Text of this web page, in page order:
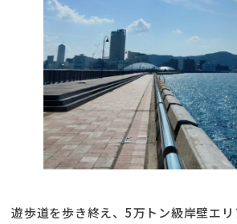
遊歩道を歩き終え、5万トン級岸壁エ